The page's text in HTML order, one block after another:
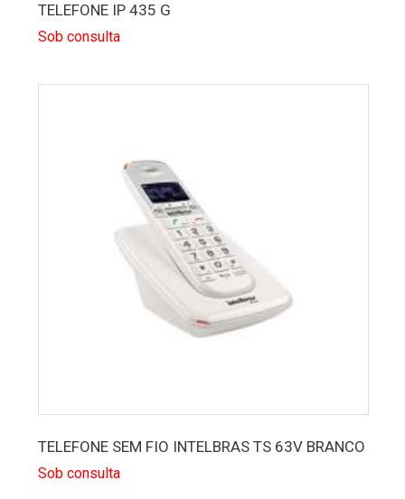
TELEFONE IP 435 G
Sob consulta
TELEFONE SEM FIO INTELBRAS TS 63V BRANCO
Sob consulta